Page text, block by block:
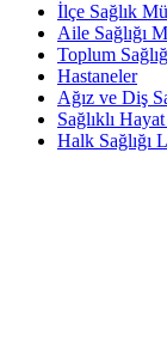
İlçe Sağlık
Aile Sağlığı
Toplum
Hastaneler
Ağız ve Diş
Sağlıklı
Halk Sağlığı